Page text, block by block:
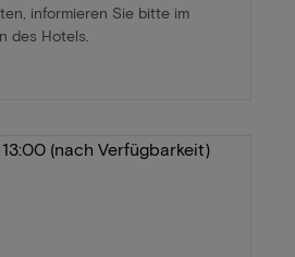
informieren Sie bitte im
des Hotels.